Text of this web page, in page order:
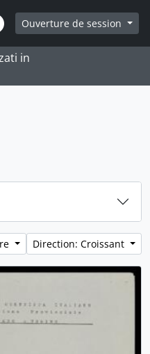
rapides
Ouverture de session
in
Direction: Croissant